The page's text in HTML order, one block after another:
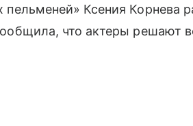
пельменей» Ксения Корнева
что актеры решают